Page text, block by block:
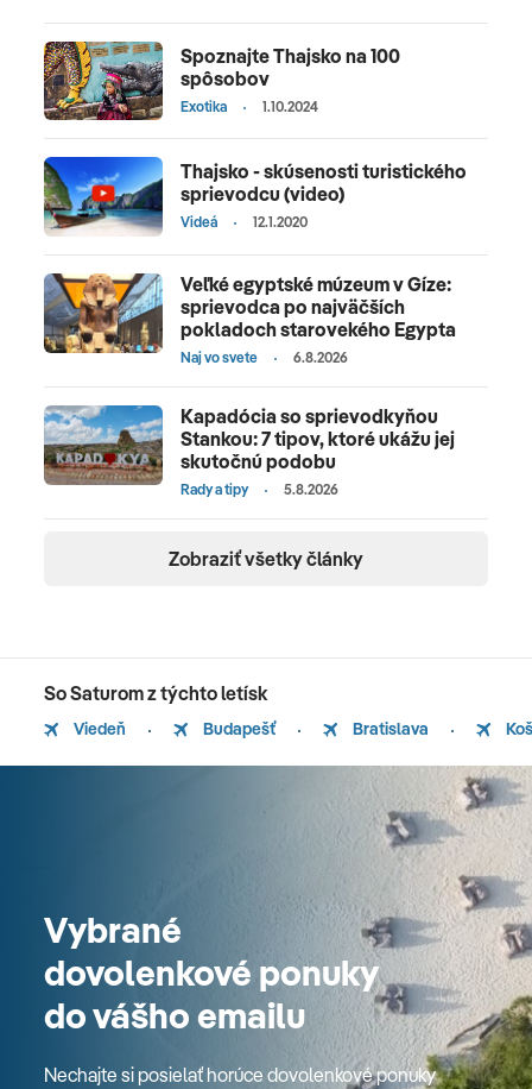
Spoznajte Thajsko na 100
spôsobov
Exotika 1.10.2024
Thajsko - skúsenosti turistického
sprievodcu (video)
Videá 12.1.2020
Veľké egyptské múzeum v Gíze:
sprievodca po najväčších
pokladoch starovekého Egypta
Naj vo svete 6.8.2026
Kapadócia so sprievodkyňou
Stankou: 7 tipov, ktoré ukážu jej
skutočnú podobu
Rady a tipy 5.8.2026
Zobraziť všetky články
So Saturom z týchto letísk
Viedeň Budapešť Bratislava
Vybrané
dovolenkové ponuky
do vášho emailu
Nechajte si posielať horúce dovolenkové ponuky